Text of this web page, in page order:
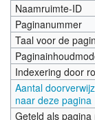
Verenigingsinfo
Naamruimte-ID
Paginanummer
Taal voor de
Indexering door
Aantal
naar deze pagina
Geteld als pagina